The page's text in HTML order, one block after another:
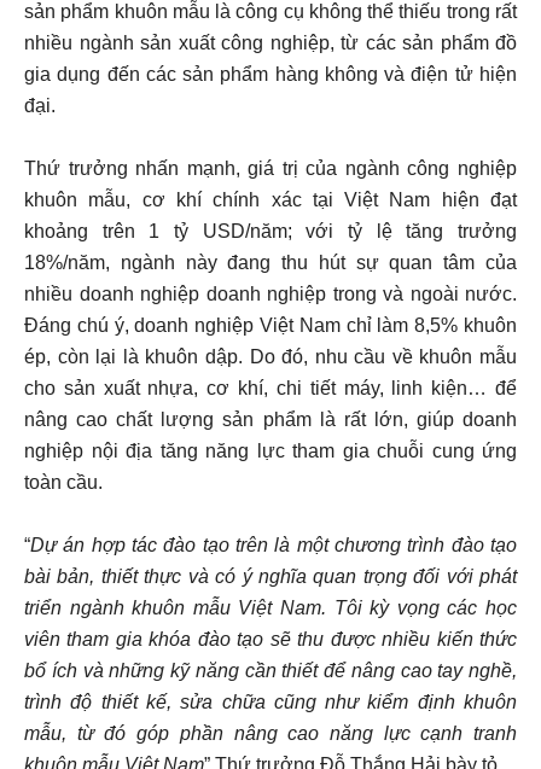
sản phẩm khuôn mẫu là công cụ không thể thiếu trong rất
nhiều ngành sản xuất công nghiệp, từ các sản phẩm đồ
gia dụng đến các sản phẩm hàng không và điện tử hiện
đại.
Thứ trưởng nhấn mạnh, giá trị của ngành công nghiệp
khuôn mẫu, cơ khí chính xác tại Việt Nam hiện đạt
khoảng trên 1 tỷ USD/năm; với tỷ lệ tăng trưởng
18%/năm, ngành này đang thu hút sự quan tâm của
nhiều doanh nghiệp doanh nghiệp trong và ngoài nước.
Đáng chú ý, doanh nghiệp Việt Nam chỉ làm 8,5% khuôn
ép, còn lại là khuôn dập. Do đó, nhu cầu về khuôn mẫu
cho sản xuất nhựa, cơ khí, chi tiết máy, linh kiện… để
nâng cao chất lượng sản phẩm là rất lớn, giúp doanh
nghiệp nội địa tăng năng lực tham gia chuỗi cung ứng
toàn cầu.
“Dự án hợp tác đào tạo trên là một chương trình đào tạo
bài bản, thiết thực và có ý nghĩa quan trọng đối với phát
triển ngành khuôn mẫu Việt Nam. Tôi kỳ vọng các học
viên tham gia khóa đào tạo sẽ thu được nhiều kiến thức
bổ ích và những kỹ năng cần thiết để nâng cao tay nghề,
trình độ thiết kế, sửa chữa cũng như kiểm định khuôn
mẫu, từ đó góp phần nâng cao năng lực cạnh tranh